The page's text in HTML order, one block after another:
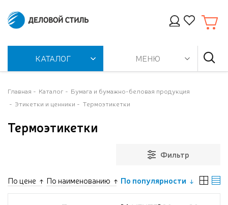
КАТАЛОГ МЕНЮ
Главная Каталог
Бумага и бумажно-беловая продукция
Этикетки и ценники
Термоэтикетки
Термоэтикетки
Фильтр
По цене По наименованию По популярности